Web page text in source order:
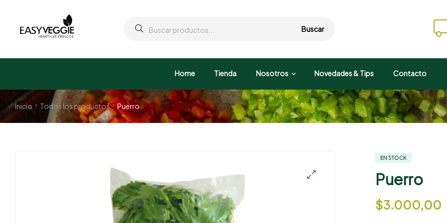
Buscar
Home Tienda Nosotros Novedades & Tips Contacto
Inicio Todos los productos Puerro
EN STOCK
Puerro
$3.000,00